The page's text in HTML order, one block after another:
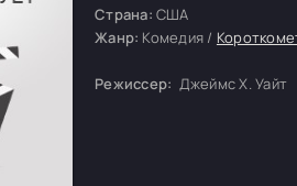
Страна: США
Жанр: Комедия /
Режиссер: Джеймс Х. Уайт